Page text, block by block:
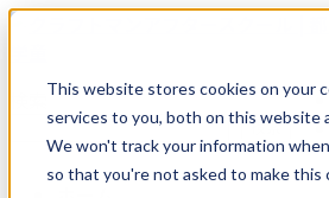
This website stores cookies on your
services to you, both on this website
We won't track your information
so that you're not asked to make this
コナ
検索